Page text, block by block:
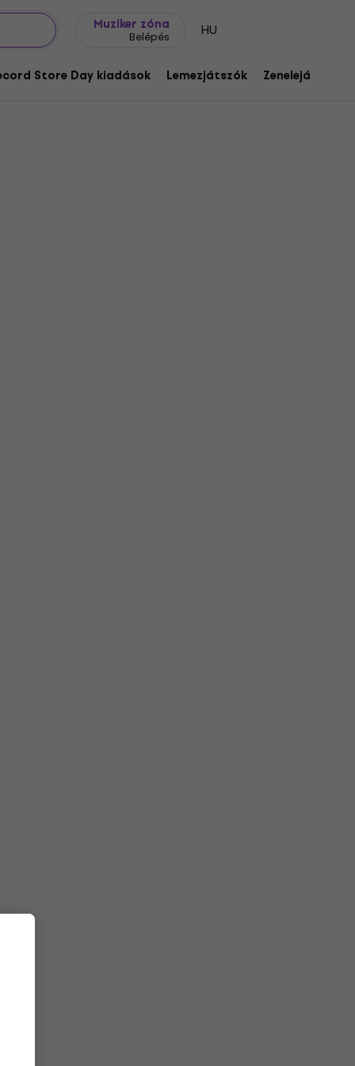
Muziker zóna
Belépés HU
Store Day kiadások Lemezjátszók Zenelejátszók